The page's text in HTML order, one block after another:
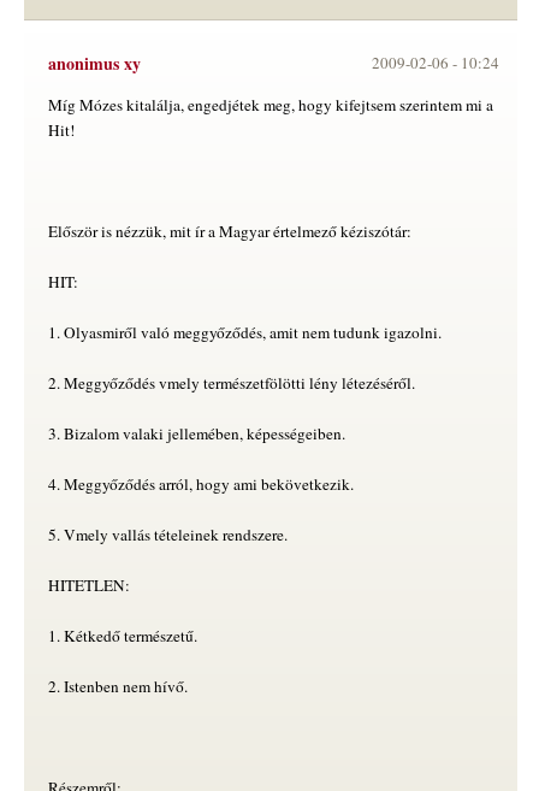
anonimus xy 2009-02-06 - 10:24
Míg Mózes kitalálja, engedjétek meg, hogy kifejtsem szerintem mi a
Hit!
Először is nézzük, mit ír a Magyar értelmező kéziszótár:
HIT:
1. Olyasmiről való meggyőződés, amit nem tudunk igazolni.
2. Meggyőződés vmely természetfölötti lény létezéséről.
3. Bizalom valaki jellemében, képességeiben.
4. Meggyőződés arról, hogy ami bekövetkezik.
5. Vmely vallás tételeinek rendszere.
HITETLEN:
1. Kétkedő természetű.
2. Istenben nem hívő.